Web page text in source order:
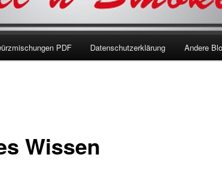
PDF Datenschutzerklärung Andere
Wissen